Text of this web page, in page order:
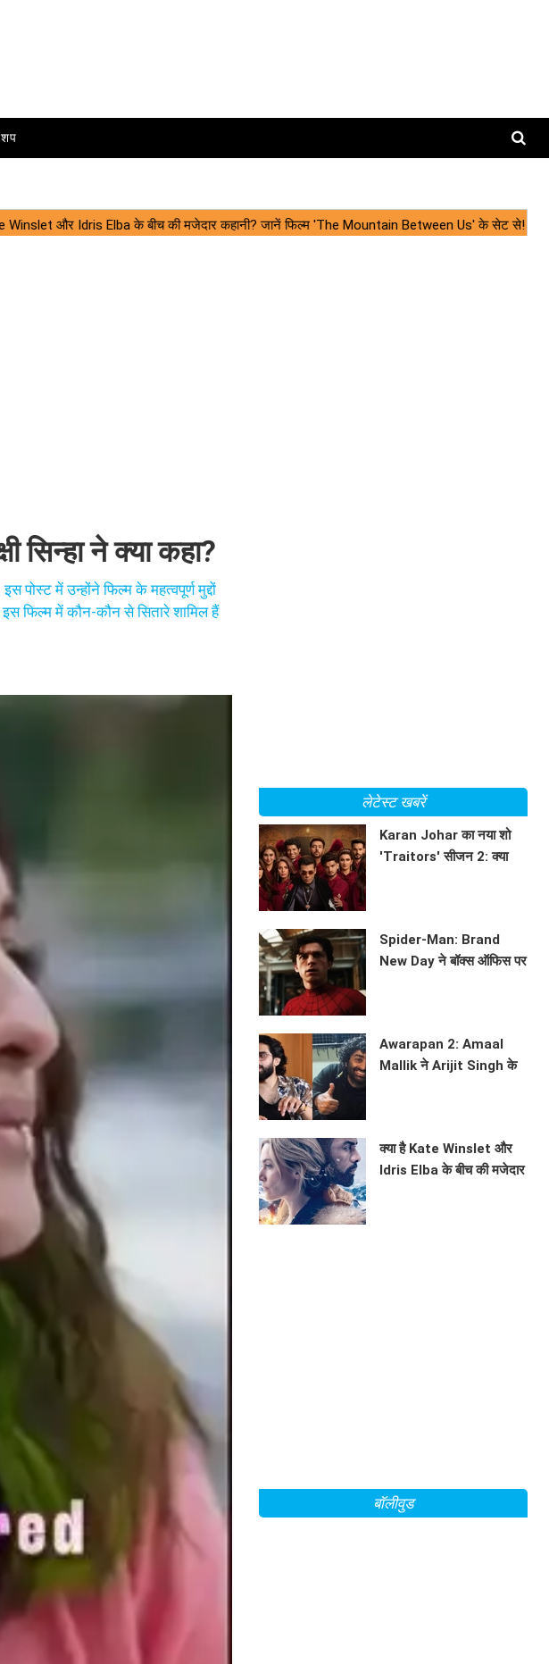
सिन्हा ने क्या कहा?
पोस्ट में उन्होंने फिल्म के महत्वपूर्ण मुद्दों
इस फिल्म में कौन-कौन से सितारे शामिल हैं
लेटेस्ट खबरें
Karan Johar का नया शो
'Traitors' सीजन 2: क्या
Spider-Man: Brand
New Day ने बॉक्स ऑफिस पर
Awarapan 2: Amaal
Mallik ने Arijit Singh के
क्या है Kate Winslet और
Idris Elba के बीच की मजेदार
बॉलीवुड